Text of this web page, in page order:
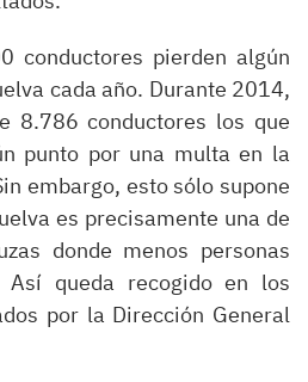
conductores pierden algún
cada año. Durante 2014,
8.786 conductores los que
punto por una multa en la
embargo, esto sólo supone
es precisamente una de
donde menos personas
Así queda recogido en los
por la Dirección General